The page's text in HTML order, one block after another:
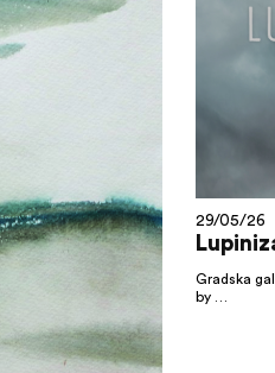
29/05/26
Gradska
by …